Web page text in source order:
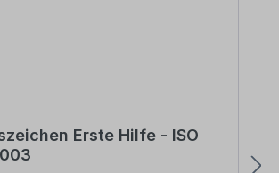
Erste Hilfe - ISO